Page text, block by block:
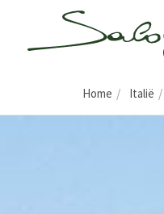
Home Italië